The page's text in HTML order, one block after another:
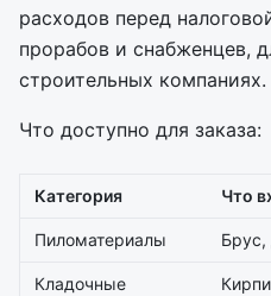
расходов перед
прорабов и снабженцев,
строительных компаниях.
Что доступно для заказа:
Категория Что
Пиломатериалы Брус,
Кладочные